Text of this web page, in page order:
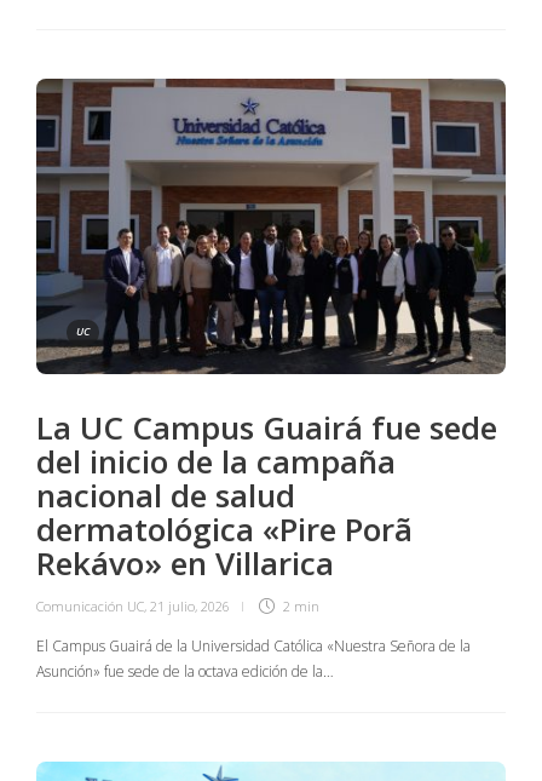
UC
La UC Campus Guairá fue sede
del inicio de la campaña
nacional de salud
dermatológica «Pire Porã
Rekávo» en Villarica
Comunicación UC, 21 julio, 2026 2 min
El Campus Guairá de la Universidad Católica «Nuestra Señora de la
Asunción» fue sede de la octava edición de la…